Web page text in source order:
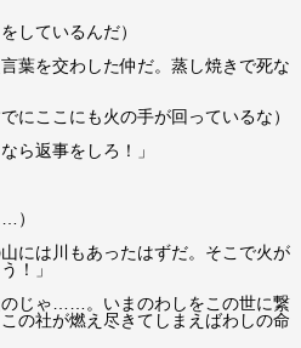
しているんだ）
葉を交わした仲だ。蒸し焼きで死な
ここにも火の手が回っているな）
ら返事をしろ！」
）
には川もあったはずだ。そこで火が
！」
じゃ……。いまのわしをこの世に繋
の社が燃え尽きてしまえばわしの命